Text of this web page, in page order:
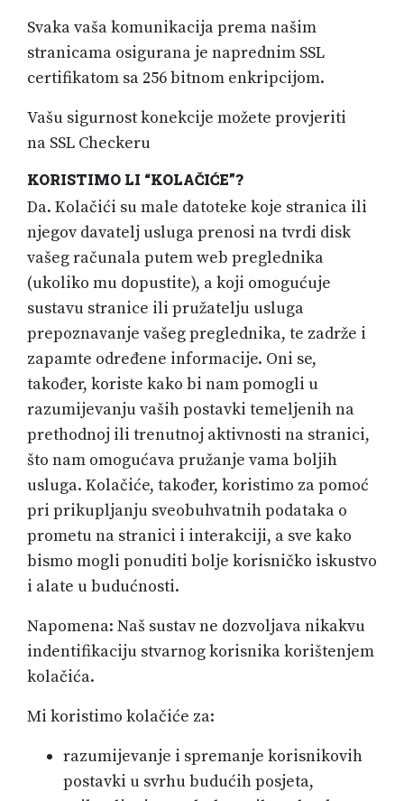
Svaka vaša komunikacija prema našim
stranicama osigurana je naprednim SSL
certifikatom sa 256 bitnom enkripcijom.
Vašu sigurnost konekcije možete provjeriti
na SSL Checkeru
KORISTIMO LI “KOLAČIĆE”?
Da. Kolačići su male datoteke koje stranica ili
njegov davatelj usluga prenosi na tvrdi disk
vašeg računala putem web preglednika
(ukoliko mu dopustite), a koji omogućuje
sustavu stranice ili pružatelju usluga
prepoznavanje vašeg ​​preglednika, te zadrže i
zapamte određene informacije. Oni se,
također, koriste kako bi nam pomogli u
razumijevanju vaših postavki temeljenih na
prethodnoj ili trenutnoj aktivnosti na stranici,
što nam omogućava pružanje vama boljih
usluga. Kolačiće, također, koristimo za pomoć
pri prikupljanju sveobuhvatnih podataka o
prometu na stranici i interakciji, a sve kako
bismo mogli ponuditi bolje korisničko iskustvo
i alate u budućnosti.
Napomena: Naš sustav ne dozvoljava nikakvu
indentifikaciju stvarnog korisnika korištenjem
kolačića.
Mi koristimo kolačiće za:
razumijevanje i spremanje korisnikovih
postavki u svrhu budućih posjeta,